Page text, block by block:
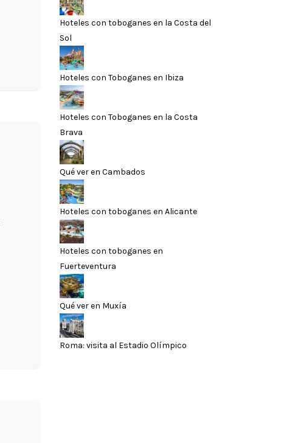
Hoteles con toboganes en la Costa del
Sol
Hoteles con Toboganes en Ibiza
Hoteles con Toboganes en la Costa
Brava
Qué ver en Cambados
Hoteles con toboganes en Alicante
Hoteles con toboganes en
Fuerteventura
Qué ver en Muxía
Roma: visita al Estadio Olímpico